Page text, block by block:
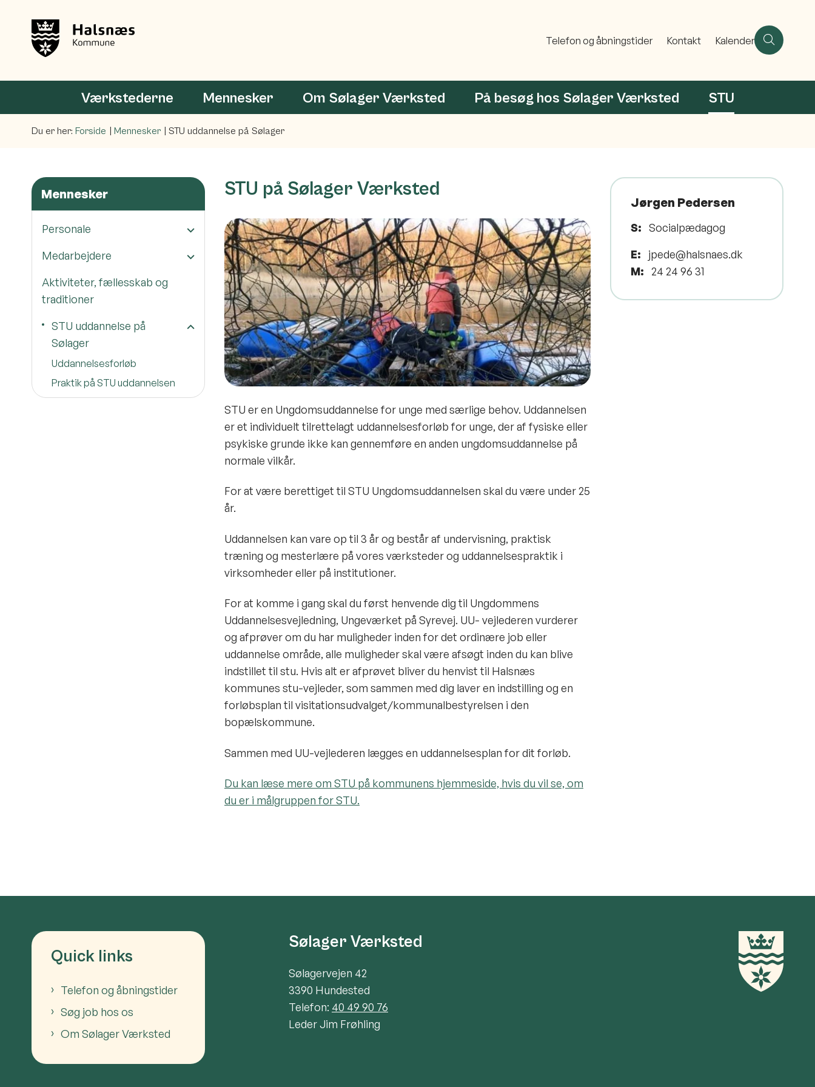
Telefon og åbningstider Kontakt Kalender
Værkstederne Mennesker Om Sølager Værksted På besøg hos Sølager Værksted STU
Du er her: Forside Mennesker STU uddannelse på Sølager
Mennesker
Personale
Medarbejdere
Aktiviteter, fællesskab og
traditioner
STU uddannelse på
Sølager
Uddannelsesforløb
Praktik på STU uddannelsen
STU på Sølager Værksted
STU er en Ungdomsuddannelse for unge med særlige behov. Uddannelsen
er et individuelt tilrettelagt uddannelsesforløb for unge, der af fysiske eller
psykiske grunde ikke kan gennemføre en anden ungdomsuddannelse på
normale vilkår.
For at være berettiget til STU Ungdomsuddannelsen skal du være under 25
år.
Uddannelsen kan vare op til 3 år og består af undervisning, praktisk
træning og mesterlære på vores værksteder og uddannelsespraktik i
virksomheder eller på institutioner.
For at komme i gang skal du først henvende dig til Ungdommens
Uddannelsesvejledning, Ungeværket på Syrevej. UU- vejlederen vurderer
og afprøver om du har muligheder inden for det ordinære job eller
uddannelse område, alle muligheder skal være afsøgt inden du kan blive
indstillet til stu. Hvis alt er afprøvet bliver du henvist til Halsnæs
kommunes stu-vejleder, som sammen med dig laver en indstilling og en
forløbsplan til visitationsudvalget/kommunalbestyrelsen i den
bopælskommune.
Sammen med UU-vejlederen lægges en uddannelsesplan for dit forløb.
Du kan læse mere om STU på kommunens hjemmeside, hvis du vil se, om
du er i målgruppen for STU.
Jørgen Pedersen
S: Socialpædagog
E:
jpede@halsnaes.dk
M: 24 24 96 31
Quick links
Telefon og åbningstider
Søg job hos os
Om Sølager Værksted
Sølager Værksted
Sølagervejen 42
3390 Hundested
Telefon: 40 49 90 76
Leder Jim Frøhling